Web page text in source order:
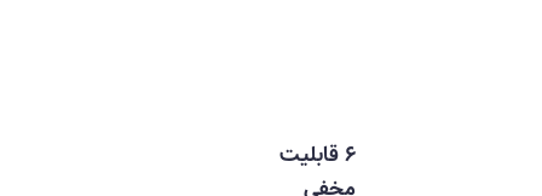
۶ قابلیت
مخفی